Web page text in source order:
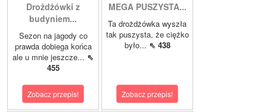
Drożdżówki z
budyniem...
Sezon na jagody co
prawda dobiega końca
ale u mnie jeszcze... ⇖
455
Zobacz przepis!
MEGA PUSZYSTA...
Ta drożdżówka wyszła
tak puszysta, że ciężko
było... ⇖ 438
Zobacz przepis!